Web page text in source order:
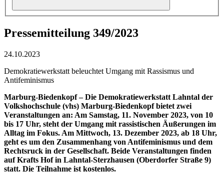
Pressemitteilung 349/2023
24.10.2023
Demokratiewerkstatt beleuchtet Umgang mit Rassismus und
Antifeminismus
Marburg-Biedenkopf – Die Demokratiewerkstatt Lahntal der
Volkshochschule (vhs) Marburg-Biedenkopf bietet zwei
Veranstaltungen an: Am Samstag, 11. November 2023, von 10
bis 17 Uhr, steht der Umgang mit rassistischen Äußerungen im
Alltag im Fokus. Am Mittwoch, 13. Dezember 2023, ab 18 Uhr,
geht es um den Zusammenhang von Antifeminismus und dem
Rechtsruck in der Gesellschaft. Beide Veranstaltungen finden
auf Krafts Hof in Lahntal-Sterzhausen (Oberdorfer Straße 9)
statt. Die Teilnahme ist kostenlos.